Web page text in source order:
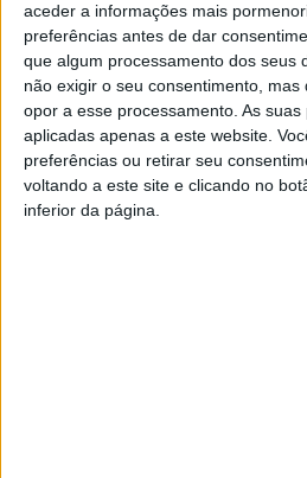
aceder a informações mais
preferências antes de dar
que algum processamento dos seus
não exigir o seu consentimento,
opor a esse processamento. As
aplicadas apenas a este website.
preferências ou retirar seu
voltando a este site e clicando no
inferior da página.
O Projeto “Bairros Comerciais
objetivo promover e fomentar o
setores do comércio e dos
consumidor, visando a
económicos e dos seus
promoção do comércio online e